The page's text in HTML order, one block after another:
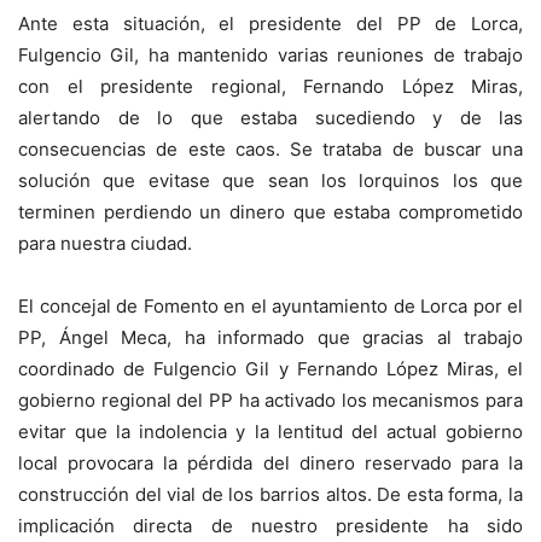
Ante esta situación, el presidente del PP de Lorca,
Fulgencio Gil, ha mantenido varias reuniones de trabajo
con el presidente regional, Fernando López Miras,
alertando de lo que estaba sucediendo y de las
consecuencias de este caos. Se trataba de buscar una
solución que evitase que sean los lorquinos los que
terminen perdiendo un dinero que estaba comprometido
para nuestra ciudad.
El concejal de Fomento en el ayuntamiento de Lorca por el
PP, Ángel Meca, ha informado que gracias al trabajo
coordinado de Fulgencio Gil y Fernando López Miras, el
gobierno regional del PP ha activado los mecanismos para
evitar que la indolencia y la lentitud del actual gobierno
local provocara la pérdida del dinero reservado para la
construcción del vial de los barrios altos. De esta forma, la
implicación directa de nuestro presidente ha sido